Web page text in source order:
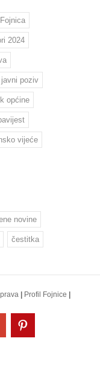
Fojnica
2024
javni poziv
općine
vijeće
novine
čestitka
Profil Fojnice